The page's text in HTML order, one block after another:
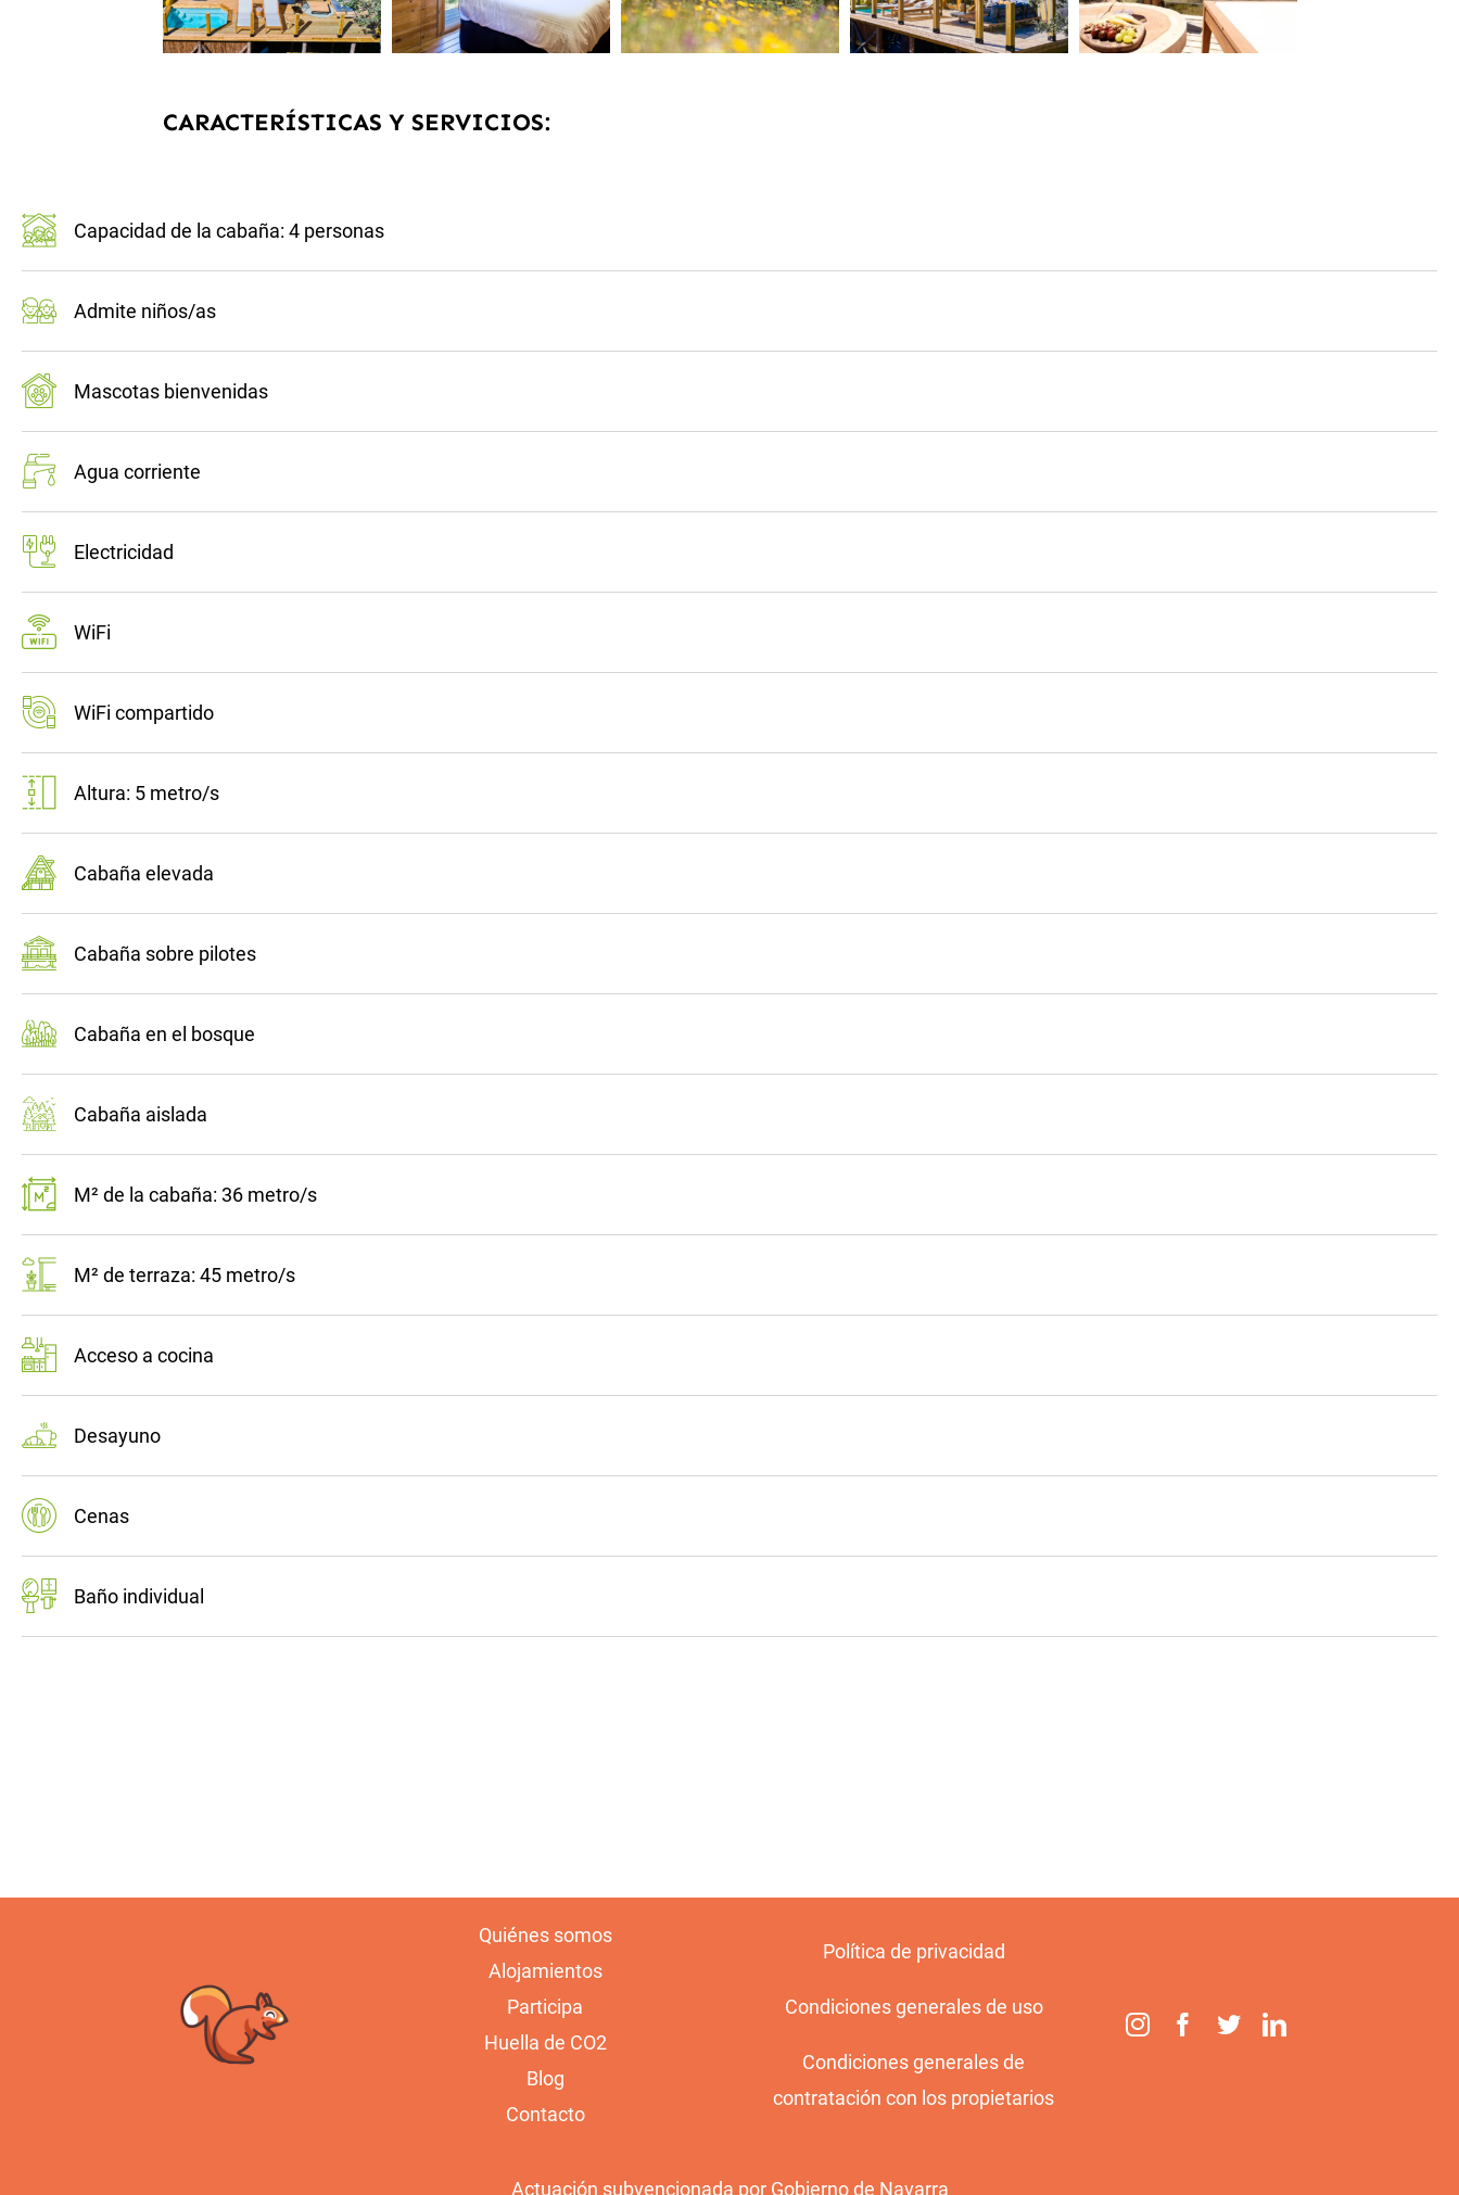
CARACTERÍSTICAS Y SERVICIOS:
Capacidad de la cabaña: 4 personas
Admite niños/as
Mascotas bienvenidas
Agua corriente
Electricidad
WiFi
WiFi compartido
Altura: 5 metro/s
Cabaña elevada
Cabaña sobre pilotes
Cabaña en el bosque
Cabaña aislada
M² de la cabaña: 36 metro/s
M² de terraza: 45 metro/s
Acceso a cocina
Desayuno
Cenas
Baño individual
Quiénes somos
Alojamientos
Participa
Huella de CO2
Blog
Contacto
Política de privacidad
Condiciones generales de uso
Condiciones generales de
contratación con los propietarios
Actuación subvencionada por Gobierno de Navarra